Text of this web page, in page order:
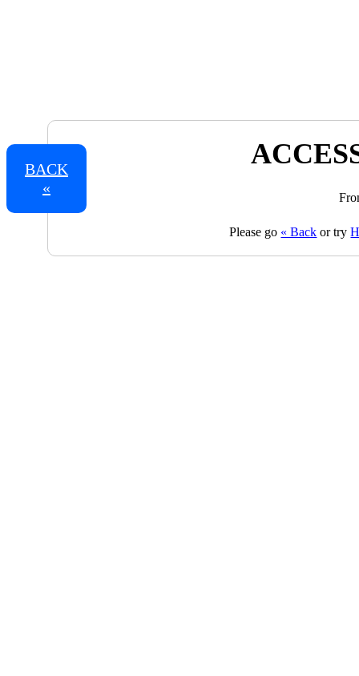
BACK
«
Please go « Back or try